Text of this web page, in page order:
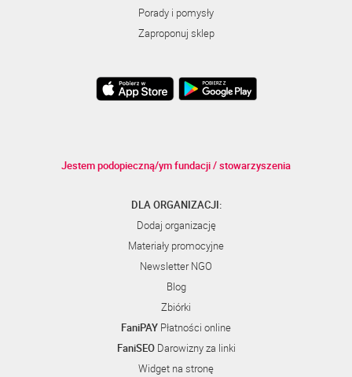
Porady i pomysły
Zaproponuj sklep
Jestem podopieczną/ym fundacji / stowarzyszenia
DLA ORGANIZACJI:
Dodaj organizację
Materiały promocyjne
Newsletter NGO
Blog
Zbiórki
FaniPAY Płatności online
FaniSEODarowizny za linki
Widget na stronę